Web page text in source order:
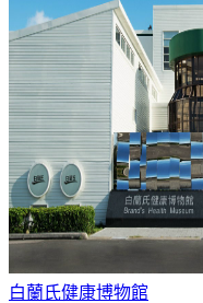
白蘭氏健康博物館